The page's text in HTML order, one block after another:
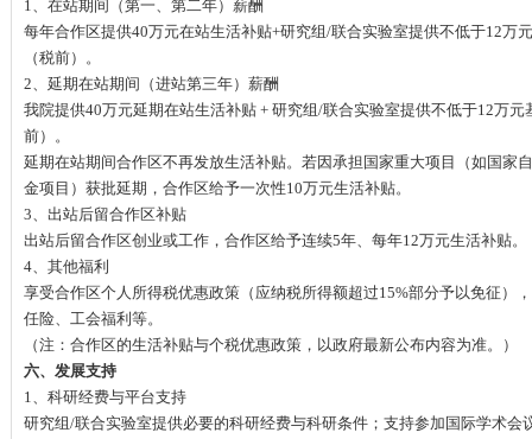
1、在站期间（第一、第二年）薪酬
每年合作区提供40万元在站生活补贴+研究组/联合实验室提供不低于12万
（税前）。
2、延期在站期间（进站第三年）薪酬
我院提供40万元延期在站生活补贴 + 研究组/联合实验室提供不低于12万
前）。
延期在站期间合作区不再发放生活补贴。若因承担国家重大项目（如国家
金项目）获批延期，合作区给予一次性10万元生活补贴。
3、出站后留合作区补贴
出站后留合作区创业或工作，合作区给予连续5年、每年12万元生活补贴。
4、其他福利
享受合作区个人所得税优惠政策（应纳税所得额超过15%部分予以免征）
任险、工会福利等。
（注：合作区的生活补贴与个税优惠政策，以政府最新公布内容为准。）
六、发展支持
1、科研经费与平台支持
研究组/联合实验室提供必要的科研经费与科研条件；支持参加国际学术会